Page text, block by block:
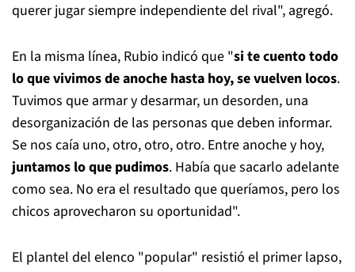
querer jugar siempre independiente del rival", agregó.
En la misma línea, Rubio indicó que "si te cuento todo
lo que vivimos de anoche hasta hoy, se vuelven locos.
Tuvimos que armar y desarmar, un desorden, una
desorganización de las personas que deben informar.
Se nos caía uno, otro, otro, otro. Entre anoche y hoy,
juntamos lo que pudimos. Había que sacarlo adelante
como sea. No era el resultado que queríamos, pero los
chicos aprovecharon su oportunidad".
El plantel del elenco "popular" resistió el primer lapso,